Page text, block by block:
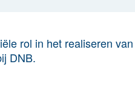
rol in het realiseren
DNB.